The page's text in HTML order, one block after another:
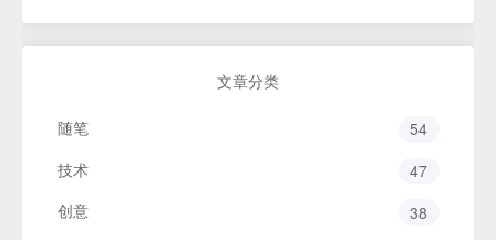
文章分类
随笔
54
技术
47
创意
38